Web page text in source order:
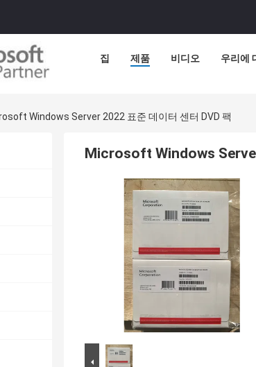
집 제품 비디오 우리에
Windows Server 2022 표준 데이터 센터 DVD 팩
Microsoft Windows